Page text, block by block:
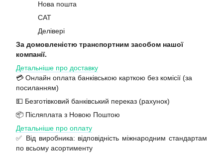
Нова пошта
САТ
Делівері
За домовленістю транспортним засобом нашої
компанії.
Детальніше про доставку
💳 Онлайн оплата банківською карткою без комісії (за
посиланням)
💵 Безготівковий банківський переказ (рахунок)
📦 Післяплата з Новою Поштою
Детальніше про оплату
✅ Від виробника: відповідність міжнародним стандартам
по всьому асортименту